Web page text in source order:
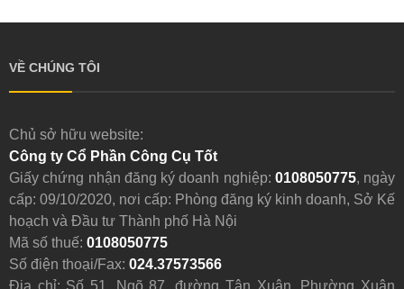
VỀ CHÚNG TÔI
Chủ sở hữu website:
Công ty Cổ Phần Công Cụ Tốt
Giấy chứng nhận đăng ký doanh nghiệp: 0108050775, ngày
cấp: 09/10/2020, nơi cấp: Phòng đăng ký kinh doanh, Sở Kế
hoạch và Đầu tư Thành phố Hà Nội
Mã số thuế: 0108050775
Số điện thoại/Fax: 024.37573566
Địa chỉ: Số 51, Ngõ 87, đường Tân Xuân, Phường Xuân